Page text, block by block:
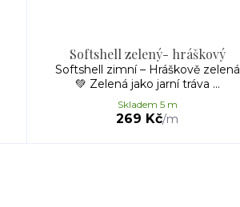
Softshell zelený- hráškový
Softshell zimní – Hráškově zelená
💚 Zelená jako jarní tráva ...
269 Kč/m
Skladem 5 m